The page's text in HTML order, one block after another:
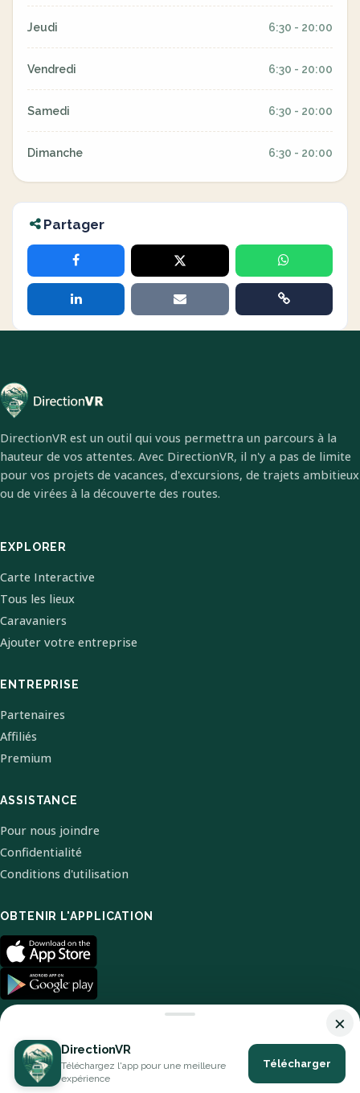
Jeudi 6:30 - 20:00
Vendredi 6:30 - 20:00
Samedi 6:30 - 20:00
Dimanche 6:30 - 20:00
Partager
DirectionVR est un outil qui vous permettra un parcours à la
hauteur de vos attentes. Avec DirectionVR, il n'y a pas de limite
pour vos projets de vacances, d'excursions, de trajets ambitieux
ou de virées à la découverte des routes.
EXPLORER
Carte Interactive
Tous les lieux
Caravaniers
Ajouter votre entreprise
ENTREPRISE
Partenaires
Affiliés
Premium
ASSISTANCE
Pour nous joindre
Confidentialité
Conditions d'utilisation
OBTENIR L'APPLICATION
© 2026 DirectionVR. Tous droits réservés.
×
DirectionVR
Téléchargez l'app pour une meilleure
expérience
Télécharger